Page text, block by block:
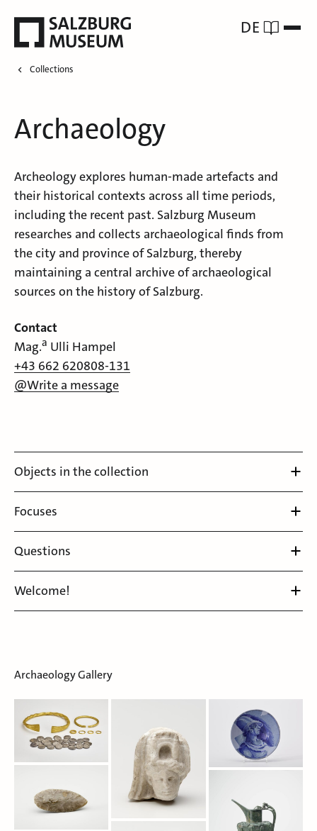
DE
Collections
Archaeology
Archeology explores human-made artefacts and
their historical contexts across all time periods,
including the recent past. Salzburg Museum
researches and collects archaeological finds from
the city and province of Salzburg, thereby
maintaining a central archive of archaeological
sources on the history of Salzburg.
Contact
Mag.a Ulli Hampel
+43 662 620808-131
@Write a message
Objects in the collection
Focuses
Questions
Welcome!
Archaeology Gallery